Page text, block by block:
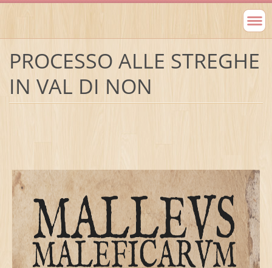
PROCESSO ALLE STREGHE
IN VAL DI NON